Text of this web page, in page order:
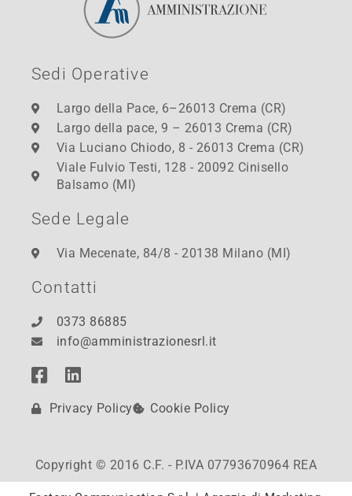
Sedi Operative
Largo della Pace, 6–26013 Crema (CR)
Largo della pace, 9 – 26013 Crema (CR)
Via Luciano Chiodo, 8 - 26013 Crema (CR)
Viale Fulvio Testi, 128 - 20092 Cinisello
Balsamo (MI)
Sede Legale
Via Mecenate, 84/8 - 20138 Milano (MI)
Contatti
0373 86885
info@amministrazionesrl.it
Privacy Policy Cookie Policy
Copyright © 2016 C.F. - P.IVA 07793670964 REA